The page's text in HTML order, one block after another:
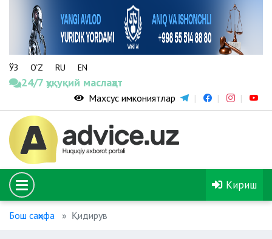
ЎЗ O‘Z RU EN
24/7 ҳуқуқий маслаҳат
Махсус имкониятлар
Кириш
Бош саҳифа Қидирув